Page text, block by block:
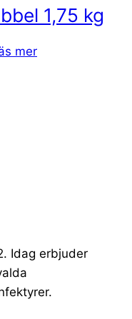
1,75 kg
mer
Idag erbjuder